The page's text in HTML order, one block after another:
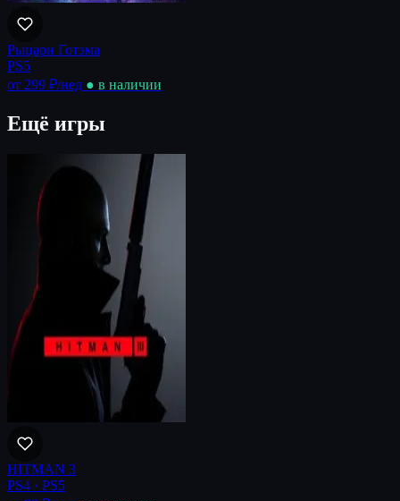
Рыцари Готэма
PS5
от 299 ₽/нед ● в наличии
Ещё игры
HITMAN 3
PS4 · PS5